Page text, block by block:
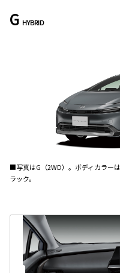
G HYBRID
■写真はG（2WD）。ボディカラー
ラック。